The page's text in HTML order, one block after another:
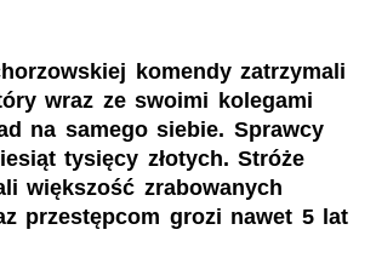
komendy zatrzymali
wraz ze swoimi kolegami
na samego siebie. Sprawcy
tysięcy złotych. Stróże
większość zrabowanych
przestępcom grozi nawet 5 lat